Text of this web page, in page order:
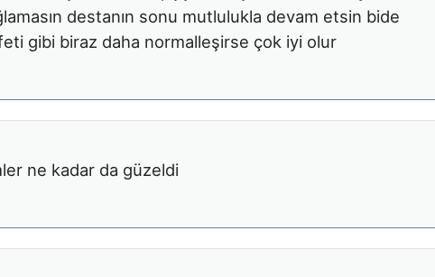
destanın sonu mutlulukla devam etsin bide
gibi biraz daha normalleşirse çok iyi olur
ne kadar da güzeldi